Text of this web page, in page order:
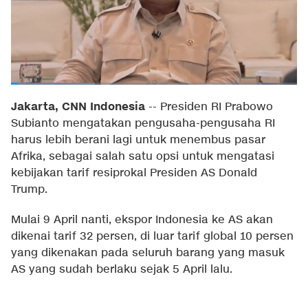
Jakarta, CNN Indonesia -- Presiden RI Prabowo
Subianto mengatakan pengusaha-pengusaha RI
harus lebih berani lagi untuk menembus pasar
Afrika, sebagai salah satu opsi untuk mengatasi
kebijakan tarif resiprokal Presiden AS Donald
Trump.
Mulai 9 April nanti, ekspor Indonesia ke AS akan
dikenai tarif 32 persen, di luar tarif global 10 persen
yang dikenakan pada seluruh barang yang masuk
AS yang sudah berlaku sejak 5 April lalu.